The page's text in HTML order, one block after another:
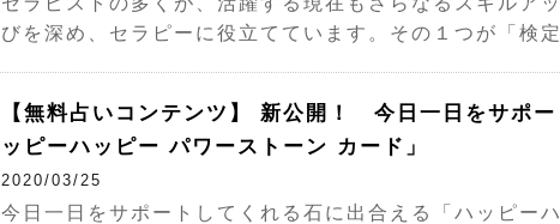
びを深め、セラピーに役立てています。その１つが「検
【無料占いコンテンツ】 新公開！ 今日一日をサポ
ッピーハッピー パワーストーン カード」
2020/03/25
今日一日をサポートしてくれる石に出合える「ハッピー